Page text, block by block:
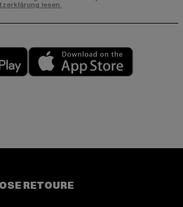
lesen.
Play market
RETOURE